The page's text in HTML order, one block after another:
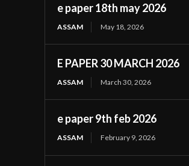
e paper 18th may 2026
ASSAM May 18, 2026
E PAPER 30 MARCH 2026
ASSAM March 30, 2026
e paper 9th feb 2026
ASSAM February 9, 2026